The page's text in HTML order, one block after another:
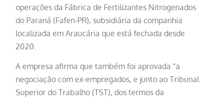
operações da Fábrica de Fertilizantes Nitrogenados
do Paraná (Fafen-PR), subsidiária da companhia
localizada em Araucária que está fechada desde
2020.
A empresa afirma que também foi aprovada “a
negociação com ex-empregados, e junto ao Tribunal
Superior do Trabalho (TST), dos termos da